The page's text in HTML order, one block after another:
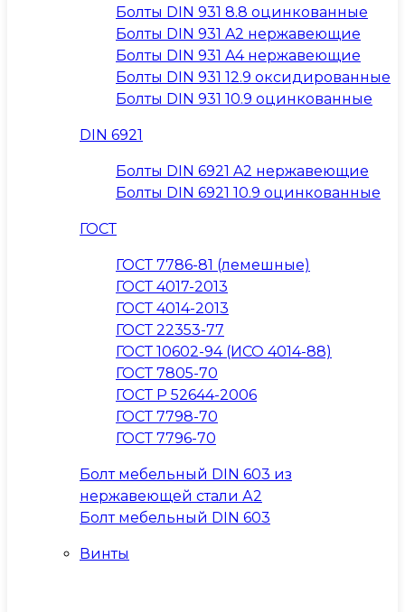
Болты DIN 931 8.8 оцинкованные
Болты DIN 931 A2 нержавеющие
Болты DIN 931 A4 нержавеющие
Болты DIN 931 12.9 оксидированные
Болты DIN 931 10.9 оцинкованные
DIN 6921
Болты DIN 6921 A2 нержавеющие
Болты DIN 6921 10.9 оцинкованные
ГОСТ
ГОСТ 7786-81 (лемешные)
ГОСТ 4017-2013
ГОСТ 4014-2013
ГОСТ 22353-77
ГОСТ 10602-94 (ИСО 4014-88)
ГОСТ 7805-70
ГОСТ Р 52644-2006
ГОСТ 7798-70
ГОСТ 7796-70
Болт мебельный DIN 603 из
нержавеющей стали А2
Болт мебельный DIN 603
Винты